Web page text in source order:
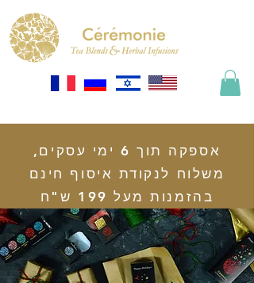
אספקה תוך 6 ימי עסקים,
משלוח לנקודת איסוף חינם
בהזמנות מעל 199 ש"ח